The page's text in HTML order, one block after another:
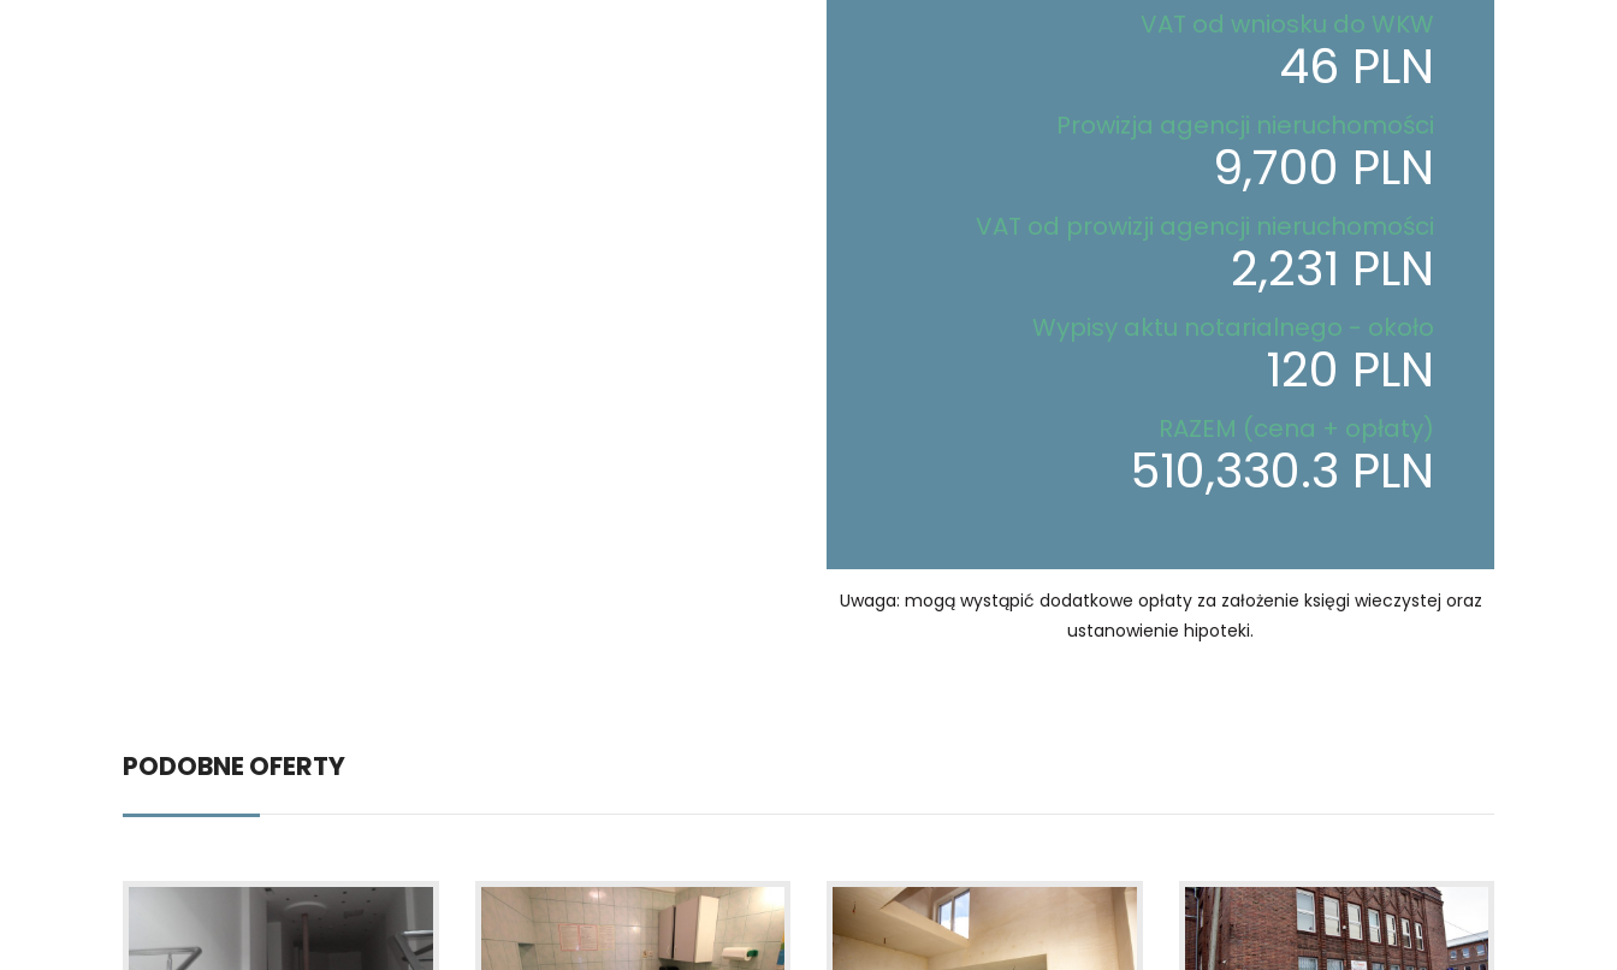
VAT od wniosku do WKW
46 PLN
Prowizja agencji nieruchomości
9,700 PLN
VAT od prowizji agencji nieruchomości
2,231 PLN
Wypisy aktu notarialnego - około
120 PLN
RAZEM (cena + opłaty)
510,330.3 PLN
Uwaga: mogą wystąpić dodatkowe opłaty za założenie księgi wieczystej oraz
ustanowienie hipoteki.
PODOBNE OFERTY